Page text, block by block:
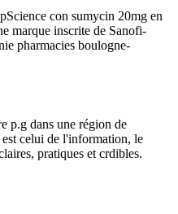
con sumycin 20mg en
marque inscrite de Sanofi-
pharmacies boulogne-
p.g dans une région de
celui de l'information, le
pratiques et crdibles.